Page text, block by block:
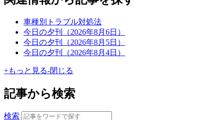
車種別トラブル対処法
今日の夕刊（2026年8月6日）
今日の夕刊（2026年8月5日）
今日の夕刊（2026年8月4日）
+もっと見る-閉じる
記事から検索
検索